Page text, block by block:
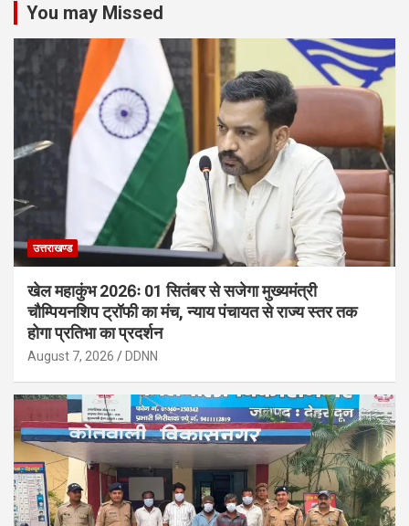
You may Missed
उत्तराखण्ड
खेल महाकुंभ 2026ः 01 सितंबर से सजेगा मुख्यमंत्री
चौम्पियनशिप ट्रॉफी का मंच, न्याय पंचायत से राज्य स्तर तक
होगा प्रतिभा का प्रदर्शन
August 7, 2026 DDNN